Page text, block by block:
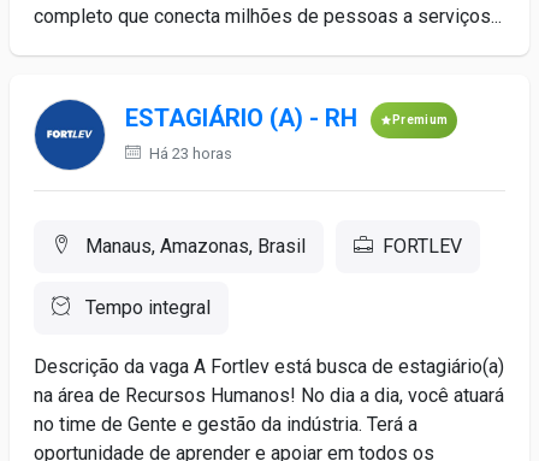
completo que conecta milhões de pessoas a serviços...
ESTAGIÁRIO (A) - RH Premium
Há 23 horas
Manaus, Amazonas, Brasil FORTLEV
Tempo integral
Descrição da vaga A Fortlev está busca de estagiário(a)
na área de Recursos Humanos! No dia a dia, você atuará
no time de Gente e gestão da indústria. Terá a
oportunidade de aprender e apoiar em todos os